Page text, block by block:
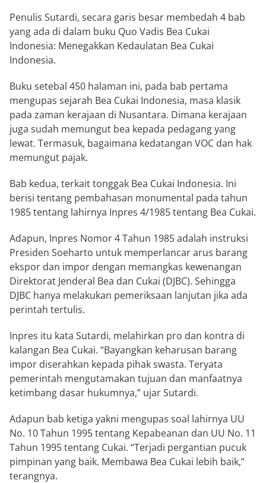
Penulis Sutardi, secara garis besar membedah 4 bab
yang ada di dalam buku Quo Vadis Bea Cukai
Indonesia: Menegakkan Kedaulatan Bea Cukai
Indonesia.
Buku setebal 450 halaman ini, pada bab pertama
mengupas sejarah Bea Cukai Indonesia, masa klasik
pada zaman kerajaan di Nusantara. Dimana kerajaan
juga sudah memungut bea kepada pedagang yang
lewat. Termasuk, bagaimana kedatangan VOC dan hak
memungut pajak.
Bab kedua, terkait tonggak Bea Cukai Indonesia. Ini
berisi tentang pembahasan monumental pada tahun
1985 tentang lahirnya Inpres 4/1985 tentang Bea Cukai.
Adapun, Inpres Nomor 4 Tahun 1985 adalah instruksi
Presiden Soeharto untuk memperlancar arus barang
ekspor dan impor dengan memangkas kewenangan
Direktorat Jenderal Bea dan Cukai (DJBC). Sehingga
DJBC hanya melakukan pemeriksaan lanjutan jika ada
perintah tertulis.
Inpres itu kata Sutardi, melahirkan pro dan kontra di
kalangan Bea Cukai. “Bayangkan keharusan barang
impor diserahkan kepada pihak swasta. Teryata
pemerintah mengutamakan tujuan dan manfaatnya
ketimbang dasar hukumnya,” ujar Sutardi.
Adapun bab ketiga yakni mengupas soal lahirnya UU
No. 10 Tahun 1995 tentang Kepabeanan dan UU No. 11
Tahun 1995 tentang Cukai. “Terjadi pergantian pucuk
pimpinan yang baik. Membawa Bea Cukai lebih baik,”
terangnya.